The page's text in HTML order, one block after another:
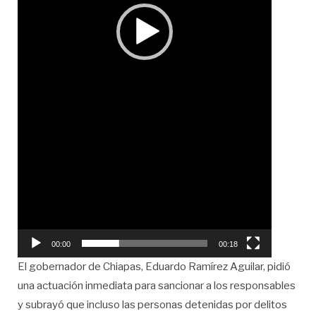
00:00 00:18
El gobernador de Chiapas, Eduardo Ramírez Aguilar, pidió
una actuación inmediata para sancionar a los responsables
y subrayó que incluso las personas detenidas por delitos